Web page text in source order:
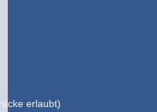
erlaubt)